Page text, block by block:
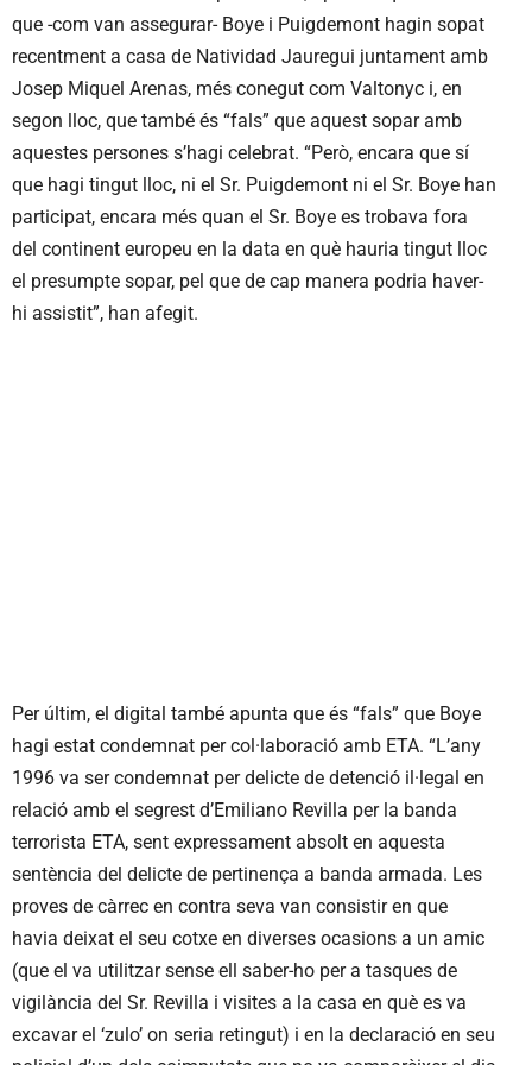
que -com van assegurar- Boye i Puigdemont hagin sopat
recentment a casa de Natividad Jauregui juntament amb
Josep Miquel Arenas, més conegut com Valtonyc i, en
segon lloc, que també és “fals” que aquest sopar amb
aquestes persones s’hagi celebrat. “Però, encara que sí
que hagi tingut lloc, ni el Sr. Puigdemont ni el Sr. Boye han
participat, encara més quan el Sr. Boye es trobava fora
del continent europeu en la data en què hauria tingut lloc
el presumpte sopar, pel que de cap manera podria haver-
hi assistit”, han afegit.
Per últim, el digital també apunta que és “fals” que Boye
hagi estat condemnat per col·laboració amb ETA. “L’any
1996 va ser condemnat per delicte de detenció il·legal en
relació amb el segrest d’Emiliano Revilla per la banda
terrorista ETA, sent expressament absolt en aquesta
sentència del delicte de pertinença a banda armada. Les
proves de càrrec en contra seva van consistir en que
havia deixat el seu cotxe en diverses ocasions a un amic
(que el va utilitzar sense ell saber-ho per a tasques de
vigilància del Sr. Revilla i visites a la casa en què es va
excavar el ‘zulo’ on seria retingut) i en la declaració en seu